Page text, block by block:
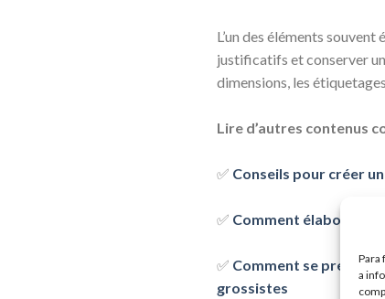
Para
a
L’un des éléments
justificatifs et conserver
dimensions, les
Lire d’autres contenus
✅ Conseils pour créer
✅ Comment élaborer
✅ Comment se
grossistes